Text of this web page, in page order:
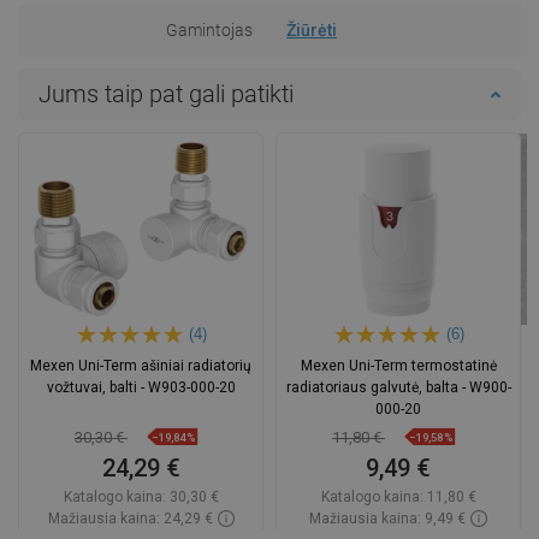
Gamintojas Žiūrėti
Jums taip pat gali patikti
(4)
Mexen Uni-Term ašiniai radiatorių
vožtuvai, balti - W903-000-20
30,30 € −19,84%
24,29 €
Katalogo kaina: 30,30 €
Mažiausia kaina: 24,29 €
(6)
Mexen Uni-Term termostatinė
radiatoriaus galvutė, balta - W900-
000-20
11,80 € −19,58%
9,49 €
Katalogo kaina: 11,80 €
Mažiausia kaina: 9,49 €